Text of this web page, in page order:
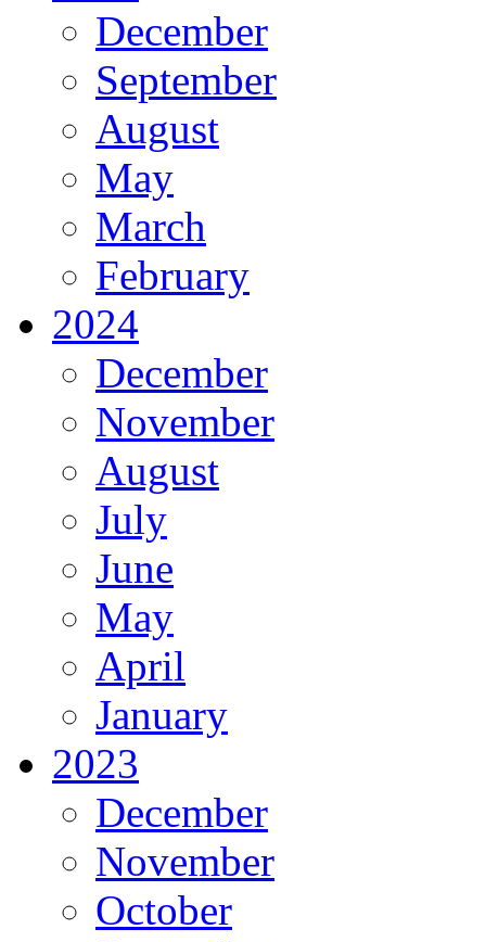
December
September
August
May
March
February
2024
December
November
August
July
June
May
April
January
2023
December
November
October